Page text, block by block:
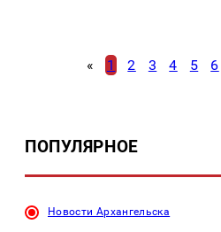
« 1 2 3 4 5 6
ПОПУЛЯРНОЕ
Новости Архангельска